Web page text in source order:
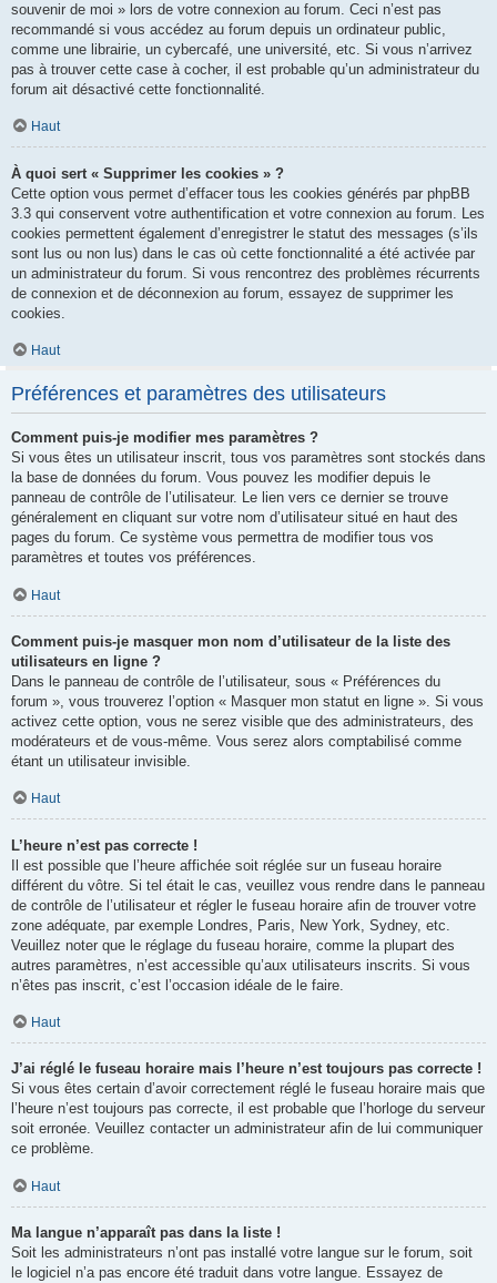
souvenir de moi » lors de votre connexion au forum. Ceci n’est pas
recommandé si vous accédez au forum depuis un ordinateur public,
comme une librairie, un cybercafé, une université, etc. Si vous n’arrivez
pas à trouver cette case à cocher, il est probable qu’un administrateur du
forum ait désactivé cette fonctionnalité.
Haut
À quoi sert « Supprimer les cookies » ?
Cette option vous permet d’effacer tous les cookies générés par phpBB
3.3 qui conservent votre authentification et votre connexion au forum. Les
cookies permettent également d’enregistrer le statut des messages (s’ils
sont lus ou non lus) dans le cas où cette fonctionnalité a été activée par
un administrateur du forum. Si vous rencontrez des problèmes récurrents
de connexion et de déconnexion au forum, essayez de supprimer les
cookies.
Haut
Préférences et paramètres des utilisateurs
Comment puis-je modifier mes paramètres ?
Si vous êtes un utilisateur inscrit, tous vos paramètres sont stockés dans
la base de données du forum. Vous pouvez les modifier depuis le
panneau de contrôle de l’utilisateur. Le lien vers ce dernier se trouve
généralement en cliquant sur votre nom d’utilisateur situé en haut des
pages du forum. Ce système vous permettra de modifier tous vos
paramètres et toutes vos préférences.
Haut
Comment puis-je masquer mon nom d’utilisateur de la liste des
utilisateurs en ligne ?
Dans le panneau de contrôle de l’utilisateur, sous « Préférences du
forum », vous trouverez l’option « Masquer mon statut en ligne ». Si vous
activez cette option, vous ne serez visible que des administrateurs, des
modérateurs et de vous-même. Vous serez alors comptabilisé comme
étant un utilisateur invisible.
Haut
L’heure n’est pas correcte !
Il est possible que l’heure affichée soit réglée sur un fuseau horaire
différent du vôtre. Si tel était le cas, veuillez vous rendre dans le panneau
de contrôle de l’utilisateur et régler le fuseau horaire afin de trouver votre
zone adéquate, par exemple Londres, Paris, New York, Sydney, etc.
Veuillez noter que le réglage du fuseau horaire, comme la plupart des
autres paramètres, n’est accessible qu’aux utilisateurs inscrits. Si vous
n’êtes pas inscrit, c’est l’occasion idéale de le faire.
Haut
J’ai réglé le fuseau horaire mais l’heure n’est toujours pas correcte !
Si vous êtes certain d’avoir correctement réglé le fuseau horaire mais que
l’heure n’est toujours pas correcte, il est probable que l’horloge du serveur
soit erronée. Veuillez contacter un administrateur afin de lui communiquer
ce problème.
Haut
Ma langue n’apparaît pas dans la liste !
Soit les administrateurs n’ont pas installé votre langue sur le forum, soit
le logiciel n’a pas encore été traduit dans votre langue. Essayez de